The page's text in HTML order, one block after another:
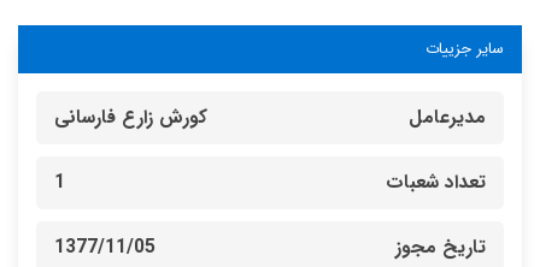
سایر جزییات
مدیرعامل کورش زارع فارسانی
تعداد شعبات 1
تاریخ مجوز 1377/11/05